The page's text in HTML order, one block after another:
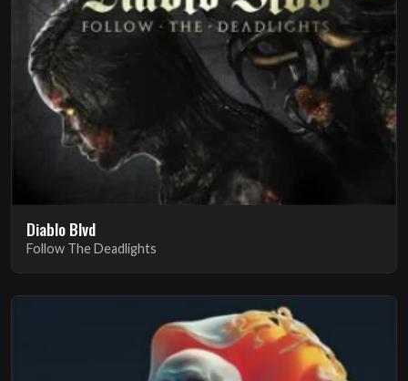
Diablo Blvd
Follow The Deadlights